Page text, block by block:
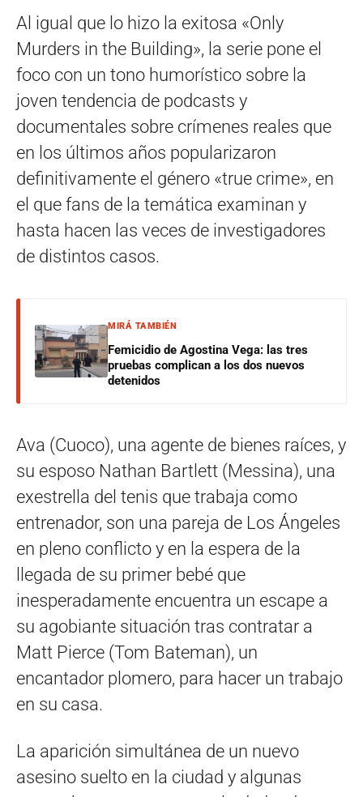
Al igual que lo hizo la exitosa «Only
Murders in the Building», la serie pone el
foco con un tono humorístico sobre la
joven tendencia de podcasts y
documentales sobre crímenes reales que
en los últimos años popularizaron
definitivamente el género «true crime», en
el que fans de la temática examinan y
hasta hacen las veces de investigadores
de distintos casos.
MIRÁ TAMBIÉN
Femicidio de Agostina Vega: las tres
pruebas complican a los dos nuevos
detenidos
Ava (Cuoco), una agente de bienes raíces, y
su esposo Nathan Bartlett (Messina), una
exestrella del tenis que trabaja como
entrenador, son una pareja de Los Ángeles
en pleno conflicto y en la espera de la
llegada de su primer bebé que
inesperadamente encuentra un escape a
su agobiante situación tras contratar a
Matt Pierce (Tom Bateman), un
encantador plomero, para hacer un trabajo
en su casa.
La aparición simultánea de un nuevo
asesino suelto en la ciudad y algunas